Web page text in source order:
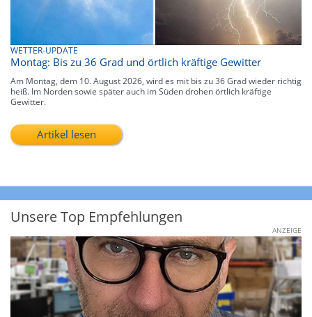
WETTER-UPDATE
Montag: Bis zu 36 Grad und örtlich kräftige Gewitter
Am Montag, dem 10. August 2026, wird es mit bis zu 36 Grad wieder richtig
heiß. Im Norden sowie später auch im Süden drohen örtlich kräftige
Gewitter.
Artikel lesen
Unsere Top Empfehlungen
ANZEIGE